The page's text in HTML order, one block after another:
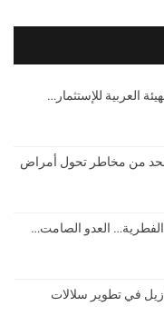
الحد من مخاطر تحول أمراض
العدو الصامت…
في تطوير سلالات